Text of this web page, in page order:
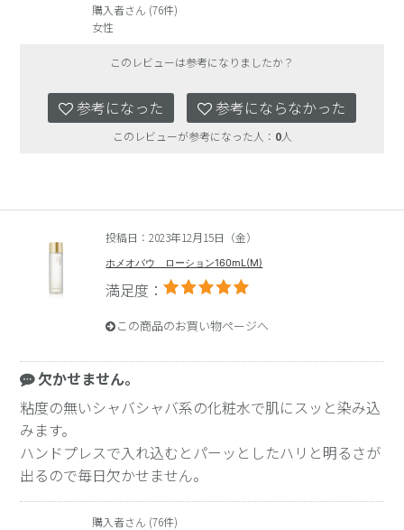
購入者さん (76件)
女性
このレビューは参考になりましたか？
参考になった 参考にならなかった
このレビューが参考になった人： 0人
投稿日：2023年12月15日（金）
ホメオバウ ローション160mL(M)
満足度：
この商品のお買い物ページへ
欠かせません。
粘度の無いシャバシャバ系の化粧水で肌にスッと染み込
みます。
ハンドプレスで入れ込むとパーッとしたハリと明るさが
出るので毎日欠かせません。
購入者さん (76件)